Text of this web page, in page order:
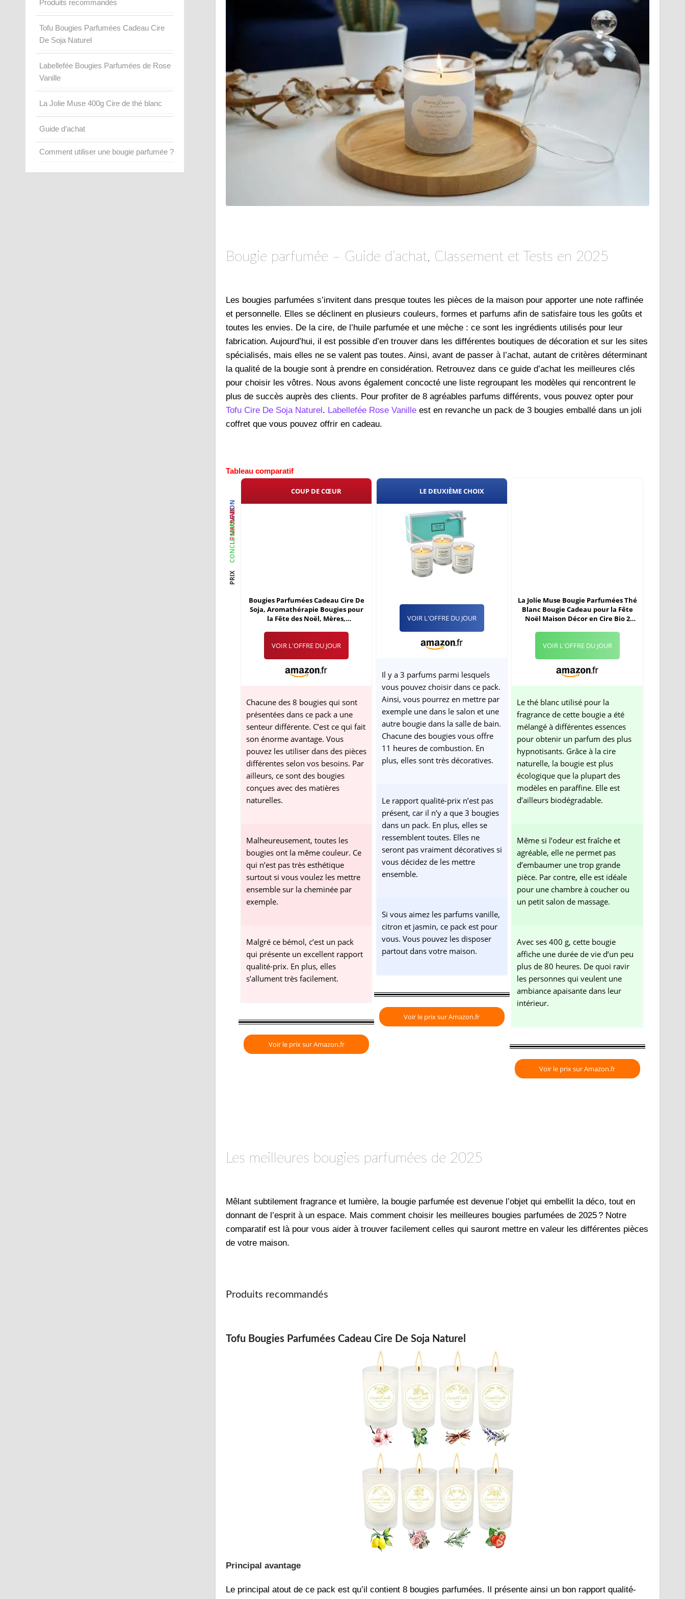
Produits recommandés
Tofu Bougies Parfumées Cadeau Cire
De Soja Naturel
Labellefée Bougies Parfumées de Rose
Vanille
La Jolie Muse 400g Cire de thé blanc
Guide d’achat
Comment utiliser une bougie parfumée ?
Bougie parfumée – Guide d’achat, Classement et Tests en 2025
Les bougies parfumées s’invitent dans presque toutes les pièces de la maison pour apporter une note raffinée
et personnelle. Elles se déclinent en plusieurs couleurs, formes et parfums afin de satisfaire tous les goûts et
toutes les envies. De la cire, de l’huile parfumée et une mèche : ce sont les ingrédients utilisés pour leur
fabrication. Aujourd’hui, il est possible d’en trouver dans les différentes boutiques de décoration et sur les sites
spécialisés, mais elles ne se valent pas toutes. Ainsi, avant de passer à l’achat, autant de critères déterminant
la qualité de la bougie sont à prendre en considération. Retrouvez dans ce guide d’achat les meilleures clés
pour choisir les vôtres. Nous avons également concocté une liste regroupant les modèles qui rencontrent le
plus de succès auprès des clients. Pour profiter de 8 agréables parfums différents, vous pouvez opter pour
Tofu Cire De Soja Naturel . Labellefée Rose Vanille est en revanche un pack de 3 bougies emballé dans un joli
coffret que vous pouvez offrir en cadeau.
Tableau comparatif
LE BON
LE MAUVAIS
CONCLUSION
PRIX
COUP DE CŒUR
Bougies Parfumées Cadeau Cire De
Soja, Aromathérapie Bougies pour
la Fête des Noël, Mères,
Soulagement Stress,
Aromathérapie, Baignade, Yoga
VOIR L'OFFRE DU JOUR
Chacune des 8 bougies qui sont
présentées dans ce pack a une
senteur différente. C’est ce qui fait
son énorme avantage. Vous
pouvez les utiliser dans des pièces
différentes selon vos besoins. Par
ailleurs, ce sont des bougies
conçues avec des matières
naturelles.
Malheureusement, toutes les
bougies ont la même couleur. Ce
qui n’est pas très esthétique
surtout si vous voulez les mettre
ensemble sur la cheminée par
exemple.
Malgré ce bémol, c’est un pack
qui présente un excellent rapport
qualité-prix. En plus, elles
s’allument très facilement.
Voir le prix sur Amazon.fr
LE DEUXIÈME CHOIX
VOIR L'OFFRE DU JOUR
Il y a 3 parfums parmi lesquels
vous pouvez choisir dans ce pack.
Ainsi, vous pourrez en mettre par
exemple une dans le salon et une
autre bougie dans la salle de bain.
Chacune des bougies vous offre
11 heures de combustion. En
plus, elles sont très décoratives.
Le rapport qualité-prix n’est pas
présent, car il n’y a que 3 bougies
dans un pack. En plus, elles se
ressemblent toutes. Elles ne
seront pas vraiment décoratives si
vous décidez de les mettre
ensemble.
Si vous aimez les parfums vanille,
citron et jasmin, ce pack est pour
vous. Vous pouvez les disposer
partout dans votre maison.
Voir le prix sur Amazon.fr
La Jolíe Muse Bougie Parfumées Thé
Blanc Bougie Cadeau pour la Fête
Noël Maison Décor en Cire Bio 2
VOIR L'OFFRE DU JOUR
Le thé blanc utilisé pour la
fragrance de cette bougie a été
mélangé à différentes essences
pour obtenir un parfum des plus
hypnotisants. Grâce à la cire
naturelle, la bougie est plus
écologique que la plupart des
modèles en paraffine. Elle est
d’ailleurs biodégradable.
Même si l’odeur est fraîche et
agréable, elle ne permet pas
d’embaumer une trop grande
pièce. Par contre, elle est idéale
pour une chambre à coucher ou
un petit salon de massage.
Avec ses 400 g, cette bougie
affiche une durée de vie d’un peu
plus de 80 heures. De quoi ravir
les personnes qui veulent une
ambiance apaisante dans leur
intérieur.
Voir le prix sur Amazon.fr
Les meilleures bougies parfumées de 2025
Mêlant subtilement fragrance et lumière, la bougie parfumée est devenue l’objet qui embellit la déco, tout en
donnant de l’esprit à un espace. Mais comment choisir les meilleures bougies parfumées de 2025 ? Notre
comparatif est là pour vous aider à trouver facilement celles qui sauront mettre en valeur les différentes pièces
de votre maison.
Produits recommandés
Tofu Bougies Parfumées Cadeau Cire De Soja Naturel
Principal avantage
Le principal atout de ce pack est qu’il contient 8 bougies parfumées. Il présente ainsi un bon rapport qualité-